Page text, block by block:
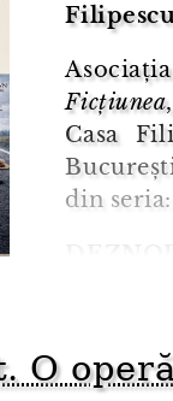
Ficțiunea
Casa
din seria:
istoric
O